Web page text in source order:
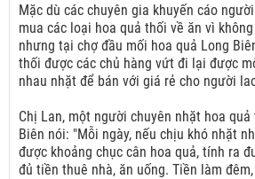
Mặc dù các chuyên gia khuyến cáo
mua các loại hoa quả thối về ăn vì
nhưng tại chợ đầu mối hoa quả Long
thối được các chủ hàng vứt đi lại được
nhau nhặt để bán với giá rẻ cho người
Chị Lan, một người chuyên nhặt hoa
Biên nói: "Mỗi ngày, nếu chịu khó nhặt
được khoảng chục cân hoa quả, tính ra
đủ tiền thuê nhà, ăn uống. Tiền làm